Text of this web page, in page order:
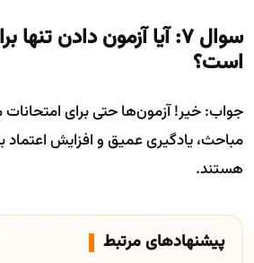
سوال ۷: آیا آزمون دادن
است؟
جواب: خیر! آزمون‌ها حتی برای
مباحث، یادگیری عمیق و افزایش اعتماد
هستند.
پیشنهادهای مرتبط